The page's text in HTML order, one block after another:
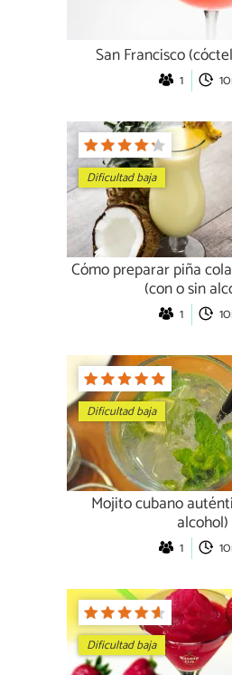
San Francisco
1
Dificultad baja
Cómo preparar piña
(con o sin
1
Dificultad baja
Mojito cubano
alcohol)
1
Dificultad baja